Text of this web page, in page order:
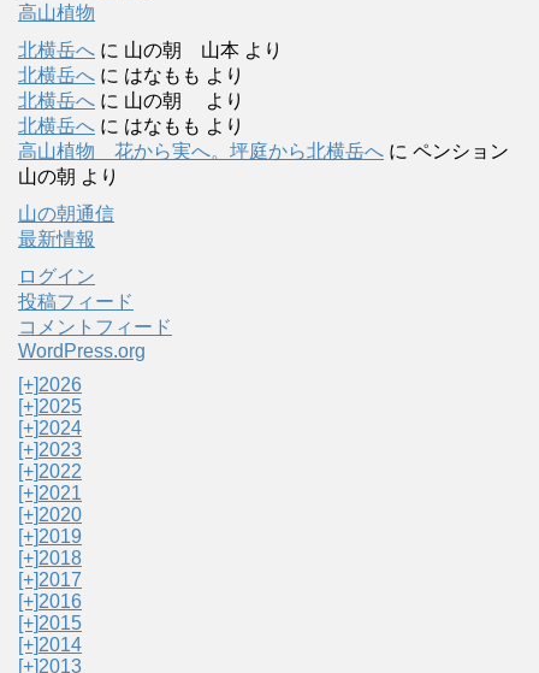
高山植物
北横岳へ に 山の朝 山本 より
北横岳へ に はなもも より
北横岳へ に 山の朝
より
北横岳へ に はなもも より
高山植物 花から実へ。坪庭から北横岳へ に ペンション
山の朝 より
山の朝通信
最新情報
ログイン
投稿フィード
コメントフィード
WordPress.org
[+]2026
[+]2025
[+]2024
[+]2023
[+]2022
[+]2021
[+]2020
[+]2019
[+]2018
[+]2017
[+]2016
[+]2015
[+]2014
[+]2013